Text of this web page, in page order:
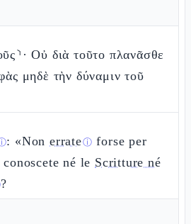
Οὐ διὰ τοῦτο πλανᾶσθε
μηδὲ τὴν δύναμιν τοῦ
: «Nonerrateⓘ forse per
né le Scritture né
?